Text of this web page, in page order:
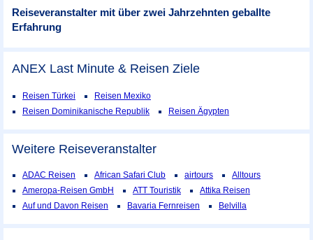
Reiseveranstalter mit über zwei Jahrzehnten geballte
Erfahrung
ANEX Last Minute & Reisen Ziele
Reisen Türkei
Reisen Mexiko
Reisen Dominikanische Republik
Reisen Ägypten
Weitere Reiseveranstalter
ADAC Reisen African Safari Club airtours
Alltours
Ameropa-Reisen GmbH
ATT Touristik
Attika Reisen
Auf und Davon Reisen
Bavaria Fernreisen Belvilla